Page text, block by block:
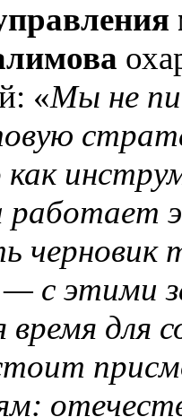
«Мы не
работает
— с этими
время для